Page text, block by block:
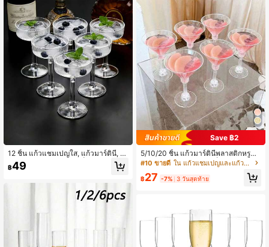
12 ชิ้น แก้วแชมเปญใส, แก้วมาร์ตินี่, แ
ก้วไวน์, แก้วมีก้าน, แก้วค็อกเทล และแ
ก้วแชมเปญทรงสูง, เหมาะสำหรับงานป
฿49
Save ฿2
5/10/20 ชิ้น แก้วมาร์ตินีพลาสติกหรูหร
า 5 ออนซ์ เหมาะสำหรับค็อกเทล แชมเ
ปญ และของหวาน สามารถใช้ซ้ำได้ แก้
วปาร์ตี้ แก้ววันเกิด เหมาะสำหรับงานแ
#10 ขายดี ใน แก้วแชมเปญและแก้วค็อกเทล&การต้มเบียร์&แก้วเบียร
฿27 -7% 3 วันสุดท้าย